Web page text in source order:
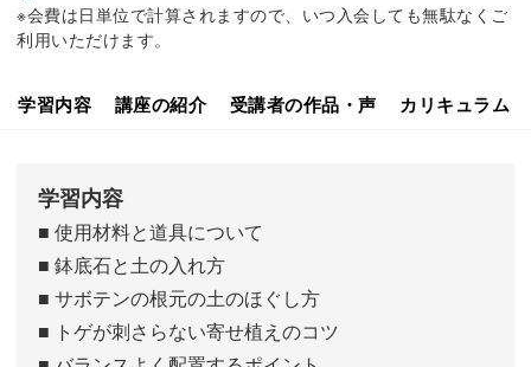
※会費は日単位で計算されますので、いつ入会しても無駄なくご
利用いただけます。
学習内容 講座の紹介 受講者の作品・声 カリキュラム
学習内容
■ 使用材料と道具について
■ 鉢底石と土の入れ方
■ サボテンの根元の土のほぐし方
■ トゲが刺さらない寄せ植えのコツ